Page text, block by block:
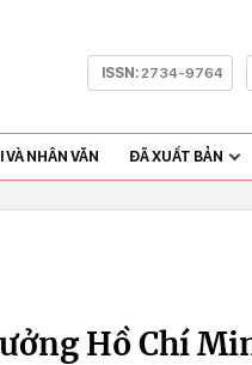
ISSN:2734-9764
VÀ NHÂN VĂN ĐÃ XUẤT BẢN
Hồ Chí